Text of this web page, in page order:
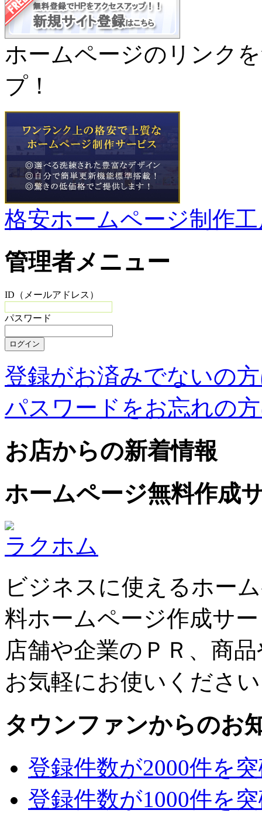
ホームページのリンク
プ！
格安ホームページ制作
管理者メニュー
ID（メールアドレス）
パスワード
登録がお済みでないの
パスワードをお忘れの
お店からの新着情報
ホームページ無料作成
ラクホム
ビジネスに使えるホー
料ホームページ作成サ
店舗や企業のＰＲ、商
お気軽にお使いくださ
タウンファンからのお
登録件数が2000件を
登録件数が1000件を